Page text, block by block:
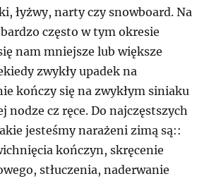
łyżwy, narty czy snowboard. Na
często w tym okresie
nam mniejsze lub większe
zwykły upadek na
kończy się na zwykłym siniaku
nodze cz ręce. Do najczęstszych
jesteśmy narażeni zimą są::
kończyn, skręcenie
stłuczenia, naderwanie